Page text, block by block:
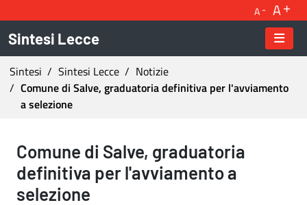
A A
Sintesi Lecce
Ti trovi in:
Sintesi Sintesi Lecce
Notizie
Comune di Salve, graduatoria definitiva per l'avviamento
a selezione
Comune di Salve, graduatoria definitiva per
Comune di Salve, graduatoria
definitiva per l'avviamento a
selezione